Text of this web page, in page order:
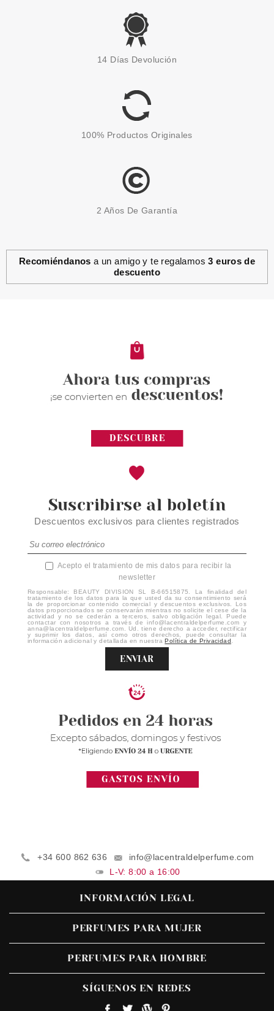
ESSENCE
ESSENCE UÑAS POSTIZAS
FRENCH MANICURE CLICK &
2.99€
ESSENCE
2.22€
14 Días Devolución
100% Productos Originales
2 Años De Garantía
Recomiéndanos a un amigo y te regalamos3 euros de
descuento
Suscribirse al boletín
Descuentos exclusivos para clientes registrados
Acepto el tratamiento de mis datos para recibir la
newsletter
Responsable: BEAUTY DIVISION SL B-66515875. La finalidad del
tratamiento de los datos para la que usted da su consentimiento será
la de proporcionar contenido comercial y descuentos exclusivos. Los
datos proporcionados se conservarán mientras no solicite el cese de la
actividad y no se cederán a terceros, salvo obligación legal. Puede
contactar con nosotros a través de info@lacentraldelperfume.com y
anna@lacentraldelperfume.com. Ud. tiene derecho a acceder, rectificar
y suprimir los datos, así como otros derechos, puede consultar la
información adicional y detallada en nuestraPolítica de Privacidad
ENVIAR
+34 600 862 636
info@lacentraldelperfume.com
L-V: 8:00 a 16:00
INFORMACIÓN LEGAL
PERFUMES PARA MUJER
PERFUMES PARA HOMBRE
SÍGUENOS EN REDES